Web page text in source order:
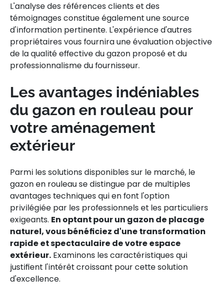
L'analyse des références clients et des
témoignages constitue également une source
d'information pertinente. L'expérience d'autres
propriétaires vous fournira une évaluation objective
de la qualité effective du gazon proposé et du
professionnalisme du fournisseur.
Les avantages indéniables
du gazon en rouleau pour
votre aménagement
extérieur
Parmi les solutions disponibles sur le marché, le
gazon en rouleau se distingue par de multiples
avantages techniques qui en font l'option
privilégiée par les professionnels et les particuliers
exigeants. En optant pour un gazon de placage
naturel, vous bénéficiez d'une transformation
rapide et spectaculaire de votre espace
extérieur. Examinons les caractéristiques qui
justifient l'intérêt croissant pour cette solution
d'excellence.